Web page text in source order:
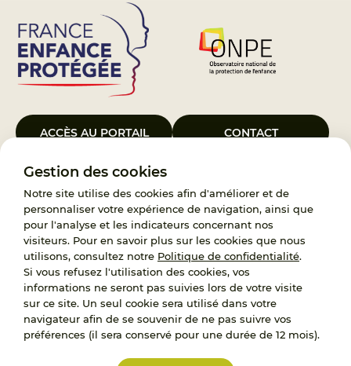
Gestion des cookies
Notre site utilise des cookies afin d'améliorer et de
personnaliser votre expérience de navigation, ainsi que
pour l'analyse et les indicateurs concernant nos
visiteurs. Pour en savoir plus sur les cookies que nous
utilisons, consultez notre Politique de confidentialité.
Si vous refusez l'utilisation des cookies, vos
informations ne seront pas suivies lors de votre visite
sur ce site. Un seul cookie sera utilisé dans votre
navigateur afin de se souvenir de ne pas suivre vos
préférences (il sera conservé pour une durée de 12 mois).
ACCÈS AU PORTAIL CONTACT
Le Groupement d’Intérêt Public France Enfance Protégée, créé le 5
janvier 2023, a pour objet d’assurer les missions de service public du
119, d’accompagnement des adoptants et de traitement des
demandes d’accès aux origines personnelles. France Enfance
Protégée est également un observatoire et une ressource pour
l’ensemble des professionnels, ainsi qu’un appui à l’élaboration de la
politique publique à travers le soutien à l’activité des conseils
nationaux.
RECRUTEMENT